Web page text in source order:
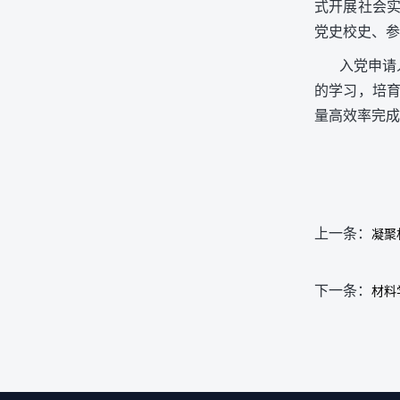
式开展社会
党史校史、
入党申
的学习，培
量高效率完
上一条： 凝
下一条： 材料